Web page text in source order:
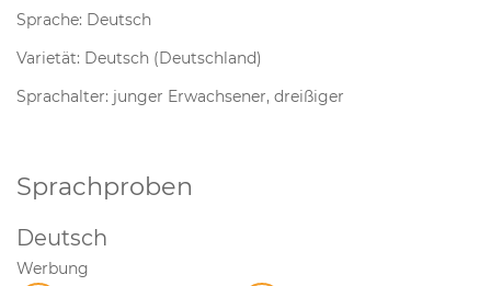
Sprache: Deutsch
Varietät: Deutsch (Deutschland)
Sprachalter: junger Erwachsener, dreißiger
Sprachproben
Deutsch
Werbung